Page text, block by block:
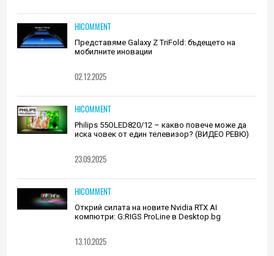
HICOMMENT
Представяме Galaxy Z TriFold: бъдещето на
мобилните иновации
02.12.2025
HICOMMENT
Philips 55OLED820/12 – какво повече може да
иска човек от един телевизор? (ВИДЕО РЕВЮ)
23.09.2025
HICOMMENT
Открий силата на новите Nvidia RTX AI
компютри: G:RIGS ProLine в Desktop.bg
13.10.2025